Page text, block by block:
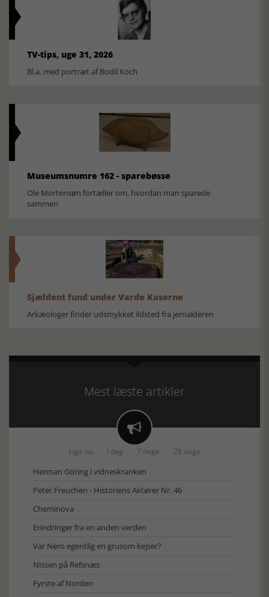
TV-tips, uge 31, 2026
Bl.a. med portræt af Bodil Koch
Museumsnumre 162 - sparebøsse
Ole Mortensøn fortæller om, hvordan man sparede
sammen
Sjældent fund under Varde Kaserne
Arkæologer finder udsmykket ildsted fra jernalderen
Mest læste artikler

Lige nu I dag 7 dage 28 dage
Herman Göring i vidneskranken
Peter Freuchen - Historiens Aktører Nr. 46
Cheminova
Erindringer fra en anden verden
Var Nero egentlig en grusom kejser?
Nissen på Refsnæs
Fyrste af Norden